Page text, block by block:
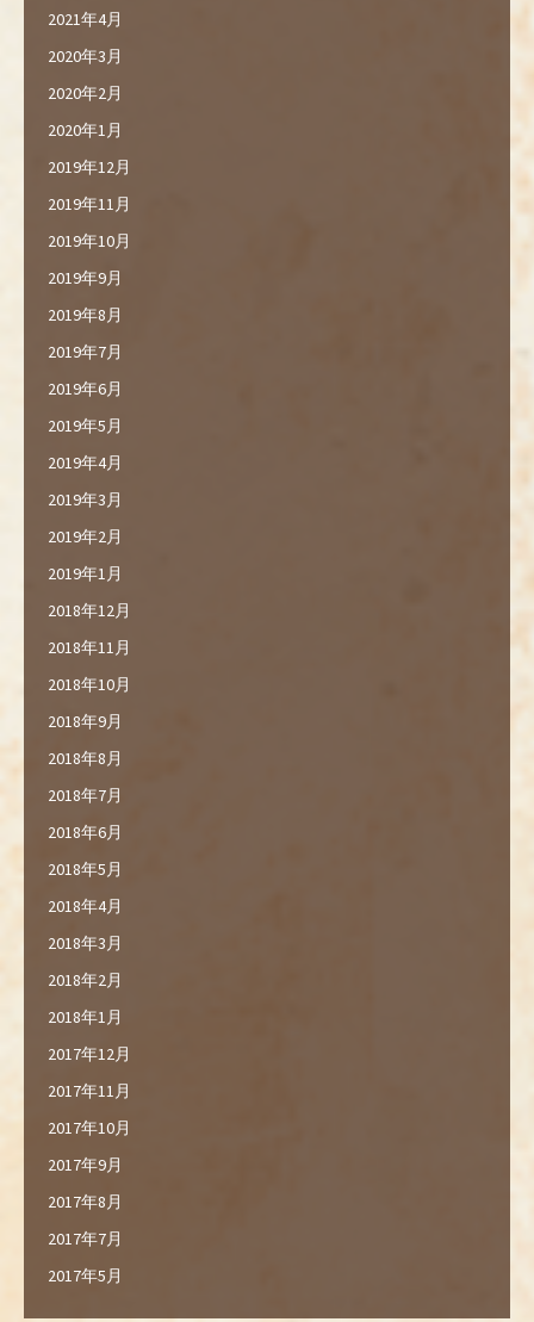
2021年4月
2020年3月
2020年2月
2020年1月
2019年12月
2019年11月
2019年10月
2019年9月
2019年8月
2019年7月
2019年6月
2019年5月
2019年4月
2019年3月
2019年2月
2019年1月
2018年12月
2018年11月
2018年10月
2018年9月
2018年8月
2018年7月
2018年6月
2018年5月
2018年4月
2018年3月
2018年2月
2018年1月
2017年12月
2017年11月
2017年10月
2017年9月
2017年8月
2017年7月
2017年5月